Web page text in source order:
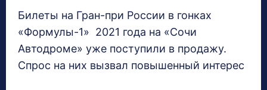
Билеты на Гран-при России в гонках
«Формулы-1» 2021 года на «Сочи
Автодроме» уже поступили в продажу.
Спрос на них вызвал повышенный интерес